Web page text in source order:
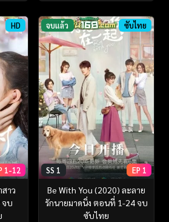
HD
1-12
าว
จบ
จบแล้ว ซับไทย
SS 1 EP 1
Be With You (2020) ละลาย
รักนายมาดนิ่ง ตอนที่ 1-24 จบ
ซับไทย